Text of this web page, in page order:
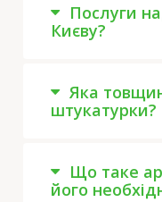
Послуги
Києву?
Яка
штукатурки?
Що таке
його